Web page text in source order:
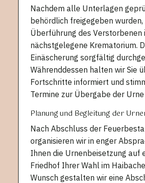
Nachdem alle Unterlagen
behördlich freigegeben
Überführung des Verstorbenen
nächstgelegene Krematorium.
Einäscherung sorgfältig
Währenddessen halten wir Sie
Fortschritte informiert und
Termine zur Übergabe der Urne
Planung und Begleitung der
Nach Abschluss der
organisieren wir in enger
Ihnen die Urnenbeisetzung auf
Friedhof Ihrer Wahl im
Wunsch gestalten wir eine